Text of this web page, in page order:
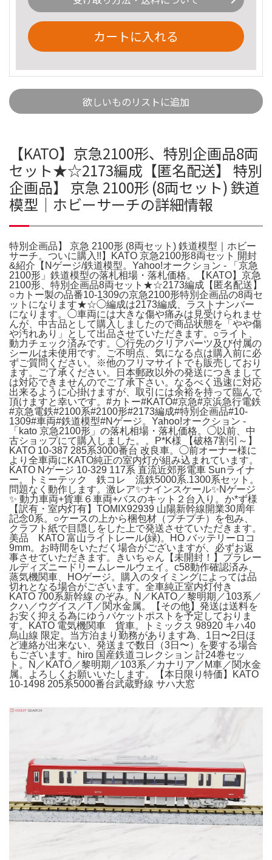
カートに入れる
欲しいものリストに追加
【KATO】京急2100形、特別企画品8両
セット★☆2173編成【匿名配送】 特別
企画品】 京急 2100形 (8両セット) 鉄道
模型｜ホビーサーチの詳細情報
特別企画品】 京急 2100形 (8両セット) 鉄道模型｜ホビー
サーチ。ついに購入!!】KATO 京急2100形8両セット 開封
&紹介【Nゲージ/鉄道模型。Yahoo!オークション - 「京急
2100形」鉄道模型の落札相場・落札価格。【KATO】京急
2100形、特別企画品8両セット★☆2173編成【匿名配送】
○カトー製の品番10-1309の京急2100形特別企画品の8両セ
ットになります★☆◯編成は2173編成、ラストナンバー
になります。◯車両には大きな傷や痛みは見受けられませ
んが、中古品として購入しましたので商品状態を「やや傷
や汚れあり」として出品させていただきます。○ライト、
動力チェック済みです。◯行先のクリアパーツ及び付属の
シールは未使用です。ご不明点、気になる点は購入前に必
ずご質問ください。※他のフリマサイトでも販売しており
ます。ご了承ください。日本郵政以外の発送につきまして
は対応できませんのでご了承下さい。なるべく迅速に対応
出来るように心掛けますが、取引には余裕を持って臨んで
頂けますと幸いです。#カトー#KATO#京急#京浜急行電鉄
#京急電鉄#2100系#2100形#2173編成#特別企画品#10-
1309#車両#鉄道模型#Nゲージ。Yahoo!オークション -
「kato 京急2100形」の落札相場・落札価格。◯以前、中
古ショップにて購入しました。。P*K様 【破格7割引～】
KATO 10-387 285系3000番台 改良車。◯前オーナー様に
より全車両にKATO純正の室内灯が組み込まれています。
KATO Nゲージ 10-329 117系 直流近郊形電車 Sunライナ
ー。トミーテック 鉄コレ 流鉄5000系.1300系セット。
問題なく動作します。激レア✨ナインスケール✨Nゲージ
✨ 動力車両+貨車６車両+バスのキット２台入り。か*ず様
【訳有・室内灯有】TOMIX92939 山陽新幹線開業30周年
記念0系。○ケースの上から梱包材（プチプチ）を包み、
クラフト紙で目隠しをした上で発送させていただきます。
美品 KATO 富山ライトレール(緑)。HO バッテリーロコ
9mm。お時間をいただく場合がございますが、必ずお返
事させていただきます。きいちゃん【未開封！】プラレー
ルディズニードリームレールウェイ。c58動作確認済み、
蒸気機関車、HOゲージ。購入のタイミングによっては品
切れとなる場合がございます。全車純正室内灯付き
KATO 700系新幹線 のぞみ。N／KATO／黎明期／103系／
クハ／ウグイス／T／関水金属。【その他】発送は送料を
お安く抑える為にゆうパケットポストを予定しておりま
す。KATO 電気機関車 貨車。トミックス 98920 キハ40
烏山線 限定。当方泊まり勤務があります為、1日〜2日ほ
ど連絡が出来ない、発送まで数日（3日〜）を要する場合
もございます。hiro 国産鉄道コレクション 計24巻セッ
ト。N／KATO／黎明期／103系／カナリア／M車／関水金
属。よろしくお願いいたします。【本日限り特価】KATO
10-1498 205系5000番台武蔵野線 サハ大窓